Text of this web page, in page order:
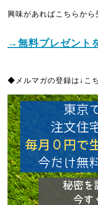
興味があればこちらから
→無料プレゼント
◆メルマガの登録は↓こ